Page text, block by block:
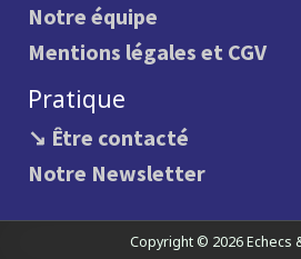
Notre équipe
Mentions légales et CGV
Pratique
↘ Être contacté
Notre Newsletter
Copyright © 2026 Echecs